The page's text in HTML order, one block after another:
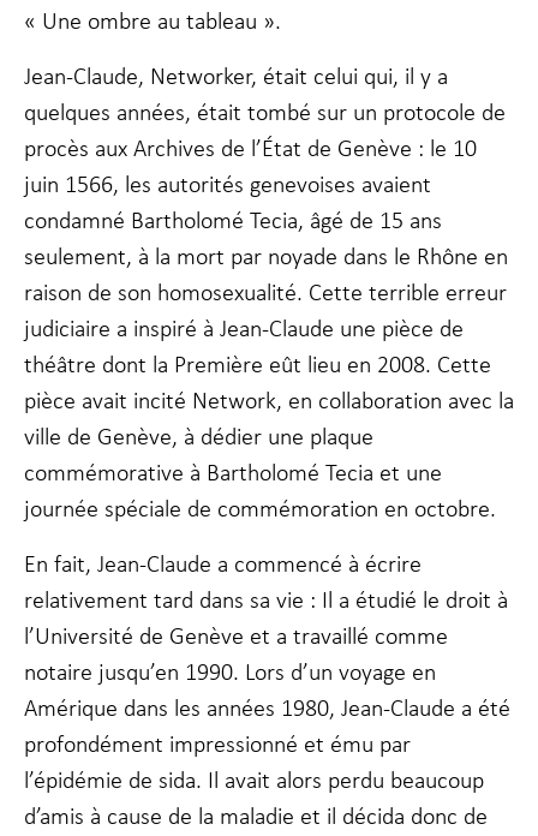
« Une ombre au tableau ».
Jean-Claude, Networker, était celui qui, il y a
quelques années, était tombé sur un protocole de
procès aux Archives de l’État de Genève : le 10
juin 1566, les autorités genevoises avaient
condamné Bartholomé Tecia, âgé de 15 ans
seulement, à la mort par noyade dans le Rhône en
raison de son homosexualité. Cette terrible erreur
judiciaire a inspiré à Jean-Claude une pièce de
théâtre dont la Première eût lieu en 2008. Cette
pièce avait incité Network, en collaboration avec la
ville de Genève, à dédier une plaque
commémorative à Bartholomé Tecia et une
journée spéciale de commémoration en octobre.
En fait, Jean-Claude a commencé à écrire
relativement tard dans sa vie : Il a étudié le droit à
l’Université de Genève et a travaillé comme
notaire jusqu’en 1990. Lors d’un voyage en
Amérique dans les années 1980, Jean-Claude a été
profondément impressionné et ému par
l’épidémie de sida. Il avait alors perdu beaucoup
d’amis à cause de la maladie et il décida donc de
fonction de la
site Web est
Experience
Afin que notre
site Web
fonctionne
aussi bien que
possible lors
de votre visite.
Si vous refusez
ces cookies,
fonctionnalités
disparaîtront
du site Web.
En partageant
votre intérêt
et votre
comportement
lorsque vous
visitez notre
augmentez les
chances de
contenu et des
offres
personnalisés.